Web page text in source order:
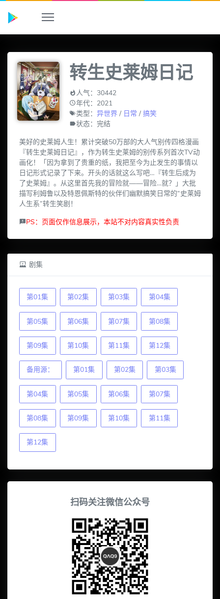
转生史莱姆日记
人气：30442
年代：2021
类型：异世界 / 日常 /搞笑
状态：完结
美好的史莱姆人生！累计突破50万部的大人气别传四格漫画
『转生史莱姆日记』，作为转生史莱姆的别传系列首次TV动
画化！「因为拿到了贵重的纸，我把至今为止发生的事情以
日记形式记录了下来。开头的话就这么写吧…『转生后成为
了史莱姆』。从这里首先我的冒险就——冒险…就？」大批
描写利姆鲁以及特恩佩斯特的伙伴们幽默搞笑日常的“史莱姆
人生系”转生笑剧！
PS：页面仅作信息展示，本站不对内容真实性负责
剧集
第01集 第02集 第03集 第04集
第05集 第06集 第07集 第08集
第09集 第10集 第11集 第12集
备用源： 第01集 第02集 第03集
第04集 第05集 第06集 第07集
第08集 第09集 第10集 第11集
第12集
扫码关注微信公众号